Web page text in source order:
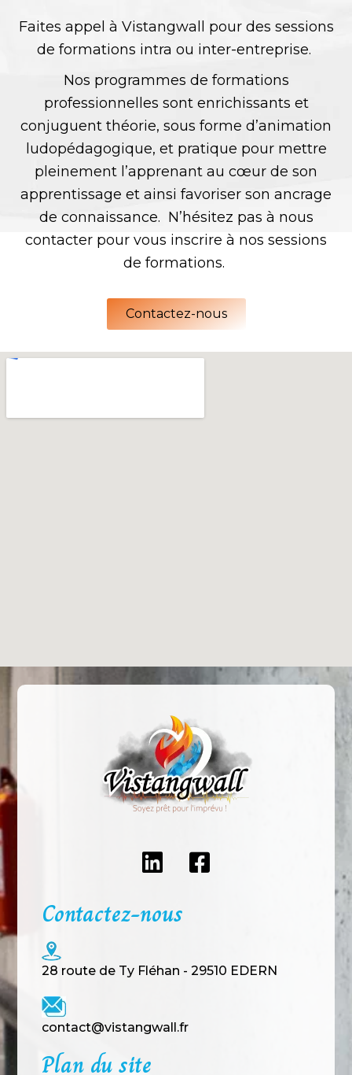
Faites appel à Vistangwall pour des sessions
de formations intra ou inter-entreprise.
Nos programmes de formations
professionnelles sont enrichissants et
conjuguent théorie, sous forme d’animation
ludopédagogique, et pratique pour mettre
pleinement l’apprenant au cœur de son
apprentissage et ainsi favoriser son ancrage
de connaissance. N’hésitez pas à nous
contacter pour vous inscrire à nos sessions
de formations.
Contactez-nous
Contactez-nous
28 route de Ty Fléhan - 29510 EDERN
contact@vistangwall.fr
Plan du site